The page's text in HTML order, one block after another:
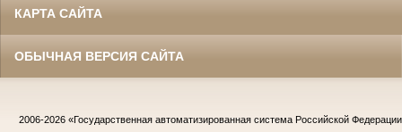
КАРТА САЙТА
ОБЫЧНАЯ ВЕРСИЯ САЙТА
2006-2026 «Государственная автоматизированная система Российской